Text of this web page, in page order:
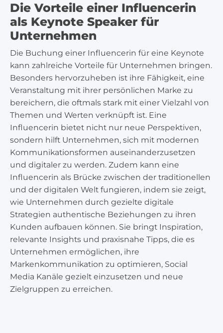
Die Vorteile einer Influencerin
als Keynote Speaker für
Unternehmen
Die Buchung einer Influencerin für eine Keynote
kann zahlreiche Vorteile für Unternehmen bringen.
Besonders hervorzuheben ist ihre Fähigkeit, eine
Veranstaltung mit ihrer persönlichen Marke zu
bereichern, die oftmals stark mit einer Vielzahl von
Themen und Werten verknüpft ist. Eine
Influencerin bietet nicht nur neue Perspektiven,
sondern hilft Unternehmen, sich mit modernen
Kommunikationsformen auseinanderzusetzen
und digitaler zu werden. Zudem kann eine
Influencerin als Brücke zwischen der traditionellen
und der digitalen Welt fungieren, indem sie zeigt,
wie Unternehmen durch gezielte digitale
Strategien authentische Beziehungen zu ihren
Kunden aufbauen können. Sie bringt Inspiration,
relevante Insights und praxisnahe Tipps, die es
Unternehmen ermöglichen, ihre
Markenkommunikation zu optimieren, Social
Media Kanäle gezielt einzusetzen und neue
Zielgruppen zu erreichen.